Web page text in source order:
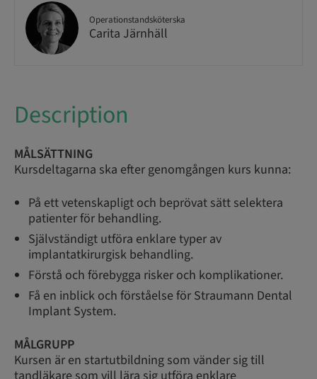
Operationstandsköterska
Carita Järnhäll
Description
MÅLSÄTTNING
Kursdeltagarna ska efter genomgången kurs kunna:
På ett vetenskapligt och beprövat sätt selektera
patienter för behandling.
Självständigt utföra enklare typer av
implantatkirurgisk behandling.
Förstå och förebygga risker och komplikationer.
Få en inblick och förståelse för Straumann Dental
Implant System.
MÅLGRUPP
Kursen är en startutbildning som vänder sig till